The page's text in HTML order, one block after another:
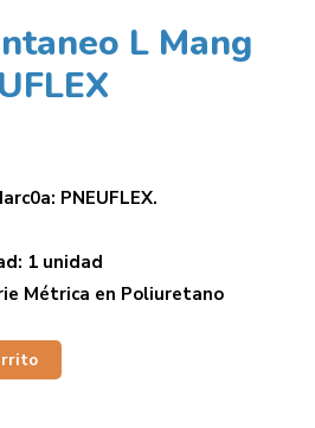
L Mang
PNEUFLEX.
1 unidad
Métrica en Poliuretano